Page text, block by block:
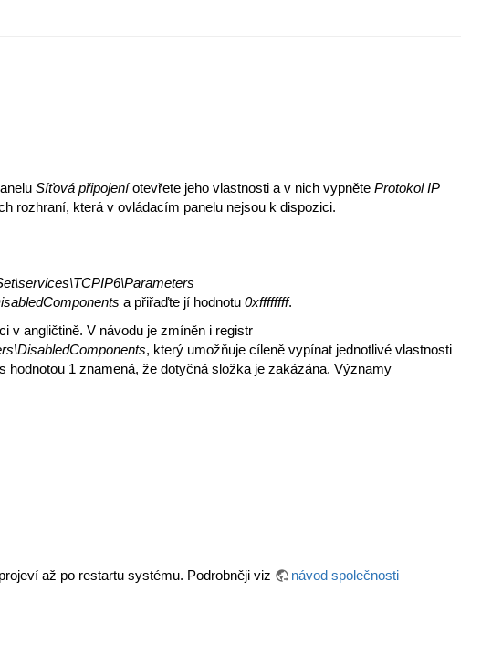
Síťová připojeníotevřete jeho vlastnosti a v nich vypněte Protokol IP
rozhraní, která v ovládacím panelu nejsou k dispozici.
a přiřaďte jí hodnotu 0xffffffff.
v angličtině. V návodu je zmíněn i registr
, který umožňuje cíleně vypínat jednotlivé vlastnosti
1 znamená, že dotyčná složka je zakázána. Významy
až po restartu systému. Podrobněji viz
návod společnosti